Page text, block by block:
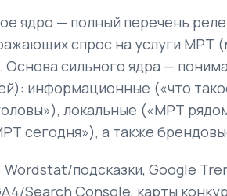
ядро — полный перечень
спрос на услуги МРТ
сильного ядра —
информационные («что
локальные («МРТ
сегодня»), а также
подсказки, Google
Search Console, карты